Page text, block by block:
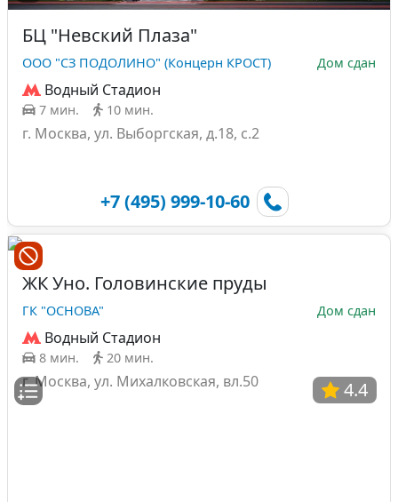
БЦ "Невский Плаза"
ООО "СЗ ПОДОЛИНО" (Концерн КРОСТ) Дом сдан
Водный Стадион
7 мин. 10 мин.
г. Москва, ул. Выборгская, д.18, с.2
+7 (495) 999-10-60
4.4
ЖК Уно. Головинские пруды
ГК "ОСНОВА" Дом сдан
Водный Стадион
8 мин. 20 мин.
г. Москва, ул. Михалковская, вл.50